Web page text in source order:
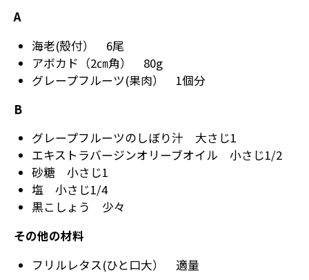
A
海老(殻付） 6尾
アボカド（2㎝角） 80g
グレープフルーツ(果肉） 1個分
B
グレープフルーツのしぼり汁 大さじ1
エキストラバージンオリーブオイル 小さじ1/2
砂糖 小さじ1
塩 小さじ1/4
黒こしょう 少々
その他の材料
フリルレタス(ひと口大） 適量